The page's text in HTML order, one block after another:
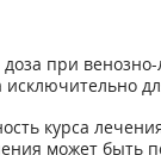
при
исключительно
курса
может быть